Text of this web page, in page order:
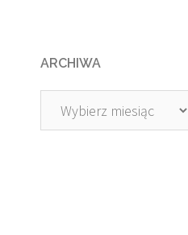
ARCHIWA
Archiwa